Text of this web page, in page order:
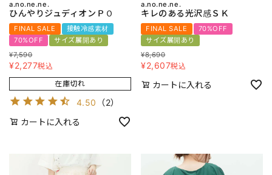
a.no.ne.ne.
ひんやりジュディオンＰＯ
FINAL SALE
接触冷感素材
70%OFF
サイズ展開あり
¥7,590
¥2,277税込
在庫切れ
4.50 （2）
カートに入れる
a.no.ne.ne.
キレのある光沢感ＳＫ
FINAL SALE
70%OFF
サイズ展開あり
¥8,690
¥2,607税込
カートに入れる